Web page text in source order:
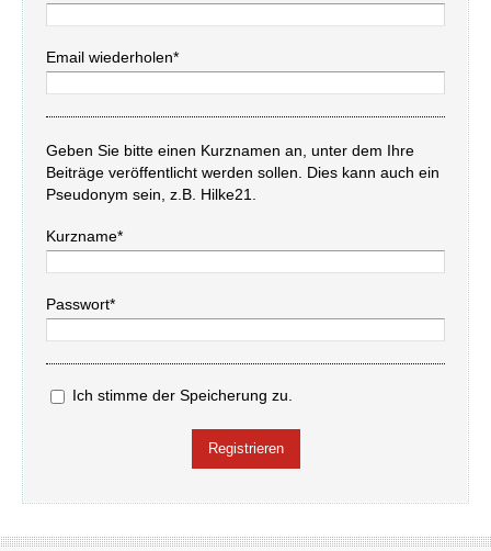
Email wiederholen*
Geben Sie bitte einen Kurznamen an, unter dem Ihre
Beiträge veröffentlicht werden sollen. Dies kann auch ein
Pseudonym sein, z.B. Hilke21.
Kurzname*
Passwort*
Ich stimme der Speicherung zu.